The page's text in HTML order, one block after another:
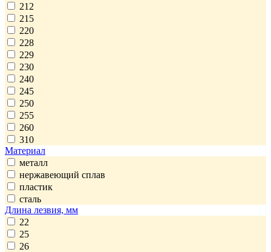
212
215
220
228
229
230
240
245
250
255
260
310
Материал
металл
нержавеющий сплав
пластик
сталь
Длина лезвия, мм
22
25
26